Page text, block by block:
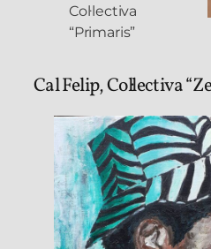
Col·lectiva
“Primaris”
Cal Felip, Col·lectiva